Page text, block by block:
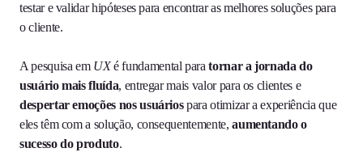
testar e validar hipóteses para encontrar as melhores soluções para
o cliente.
A pesquisa em UXé fundamental paratornar a jornada do
usuário mais fluída, entregar mais valor para os clientes e
despertar emoções nos usuáriospara otimizar a experiência que
eles têm com a solução, consequentemente,aumentando o
sucesso do produto.